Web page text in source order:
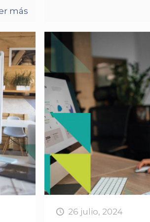
más
26 julio, 2024